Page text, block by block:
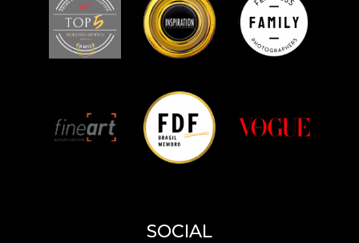
SOCIAL